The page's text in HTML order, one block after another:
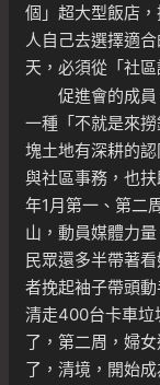
個」超大型飯店
人自己去選擇適
天，必須從「社
促進會的成員
一種「不就是來
塊土地有深耕的
與社區事務，也
年1月第一、第二
山，動員媒體力
民眾還多半帶著
者挽起袖子帶頭
清走400台卡車垃
了，第二周，婦
了，清境，開始